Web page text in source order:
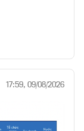
17:59, 09/08/2026